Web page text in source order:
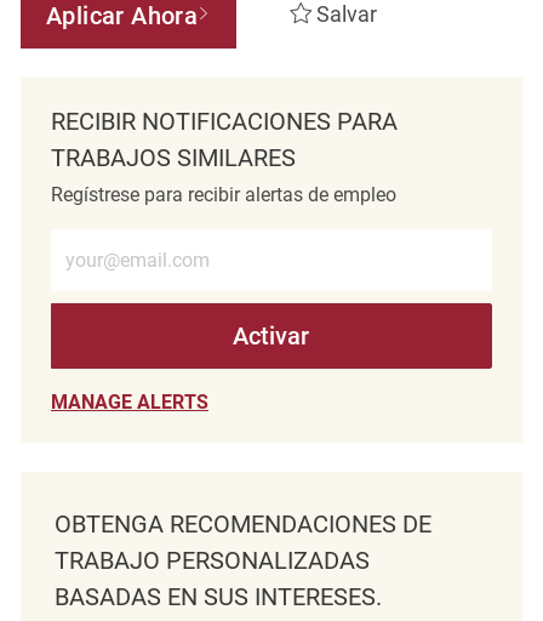
Aplicar Ahora Salvar
RECIBIR NOTIFICACIONES PARA
TRABAJOS SIMILARES
Regístrese para recibir alertas de empleo
Activar
MANAGE ALERTS
OBTENGA RECOMENDACIONES DE
TRABAJO PERSONALIZADAS
BASADAS EN SUS INTERESES.